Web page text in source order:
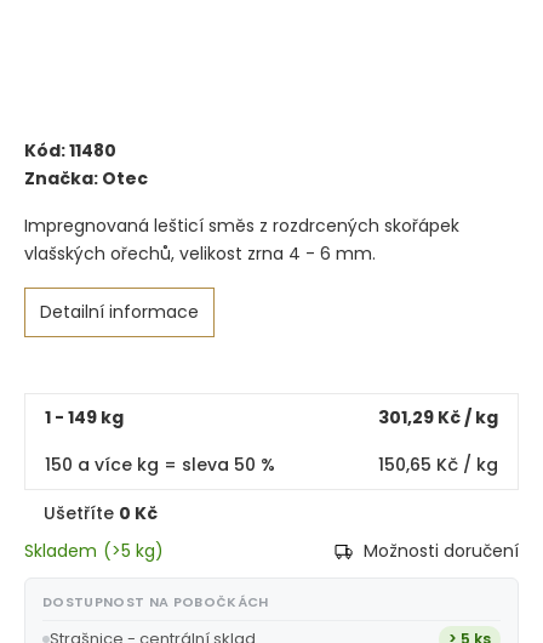
Kód:11480
Značka: Otec
1 - 149 kg 301,29 Kč / kg
150 a více kg = sleva 50 %
150,65 Kč / kg
Ušetříte 0 Kč
Impregnovaná lešticí směs z rozdrcených skořápek
vlašských ořechů, velikost zrna 4 - 6 mm.
Detailní informace
Skladem (>5 kg) Možnosti doručení
DOSTUPNOST NA POBOČKÁCH
Strašnice - centrální sklad > 5 ks